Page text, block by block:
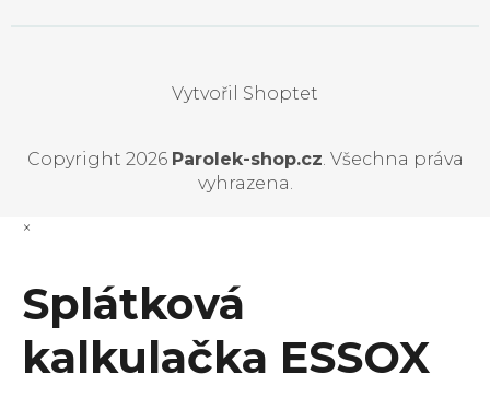
Vytvořil Shoptet
Copyright 2026 Parolek-shop.cz . Všechna práva
vyhrazena.
×
Splátková
kalkulačka ESSOX